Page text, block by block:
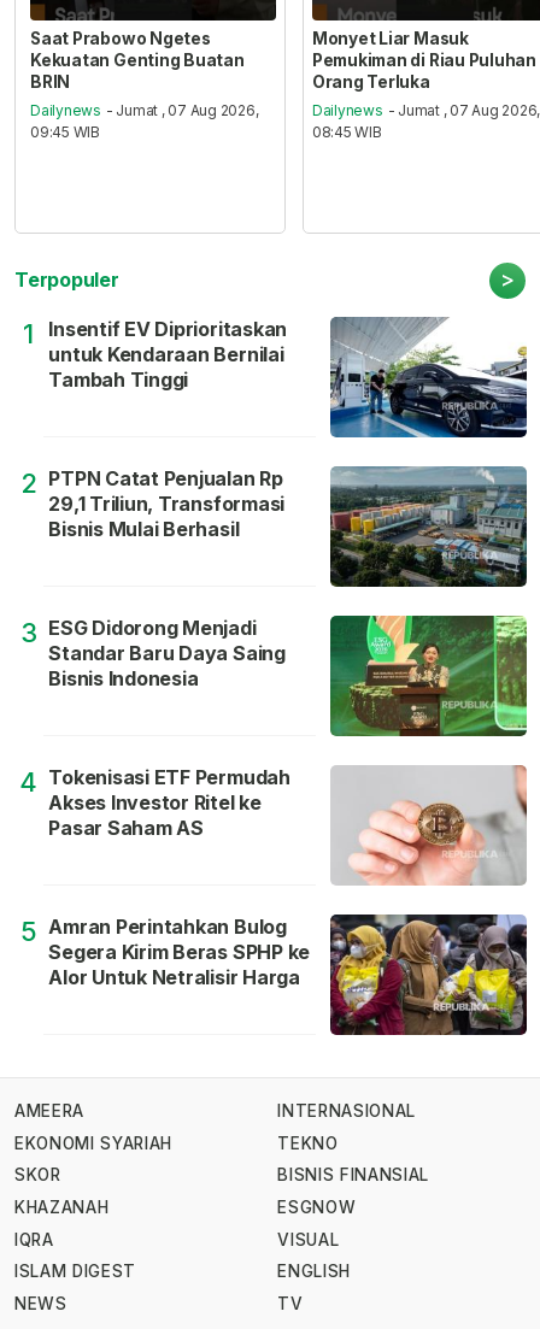
Saat Prabowo Ngetes
Kekuatan Genting Buatan
BRIN
Dailynews - Jumat , 07 Aug 2026,
09:45 WIB
Monyet Liar Masuk
Pemukiman di Riau Puluhan
Orang Terluka
Dailynews - Jumat , 07 Aug 2026,
08:45 WIB
Terpopuler >
1
Insentif EV Diprioritaskan
untuk Kendaraan Bernilai
Tambah Tinggi
2 PTPN Catat Penjualan Rp
29,1 Triliun, Transformasi
Bisnis Mulai Berhasil
3 ESG Didorong Menjadi
Standar Baru Daya Saing
Bisnis Indonesia
4 Tokenisasi ETF Permudah
Akses Investor Ritel ke
Pasar Saham AS
5 Amran Perintahkan Bulog
Segera Kirim Beras SPHP ke
Alor Untuk Netralisir Harga
AMEERA
EKONOMI SYARIAH
SKOR
KHAZANAH
IQRA
ISLAM DIGEST
NEWS
INTERNASIONAL
TEKNO
BISNIS FINANSIAL
ESGNOW
VISUAL
ENGLISH
TV